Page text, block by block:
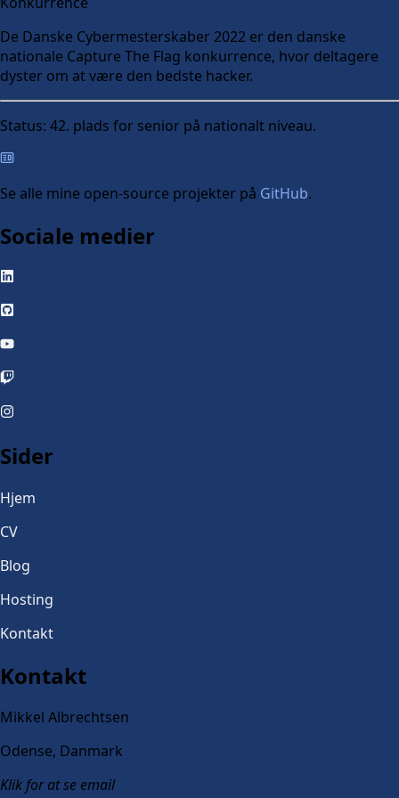
De Danske Cybermesterskaber 2022 er den danske
nationale Capture The Flag konkurrence, hvor deltagere
dyster om at være den bedste hacker.
Status: 42. plads for senior på nationalt niveau.
Se alle mine open-source projekter på GitHub.
Sociale medier
Sider
Hjem
CV
Blog
Hosting
Kontakt
Kontakt
Mikkel Albrechtsen
Odense, Danmark
Klik for at se email